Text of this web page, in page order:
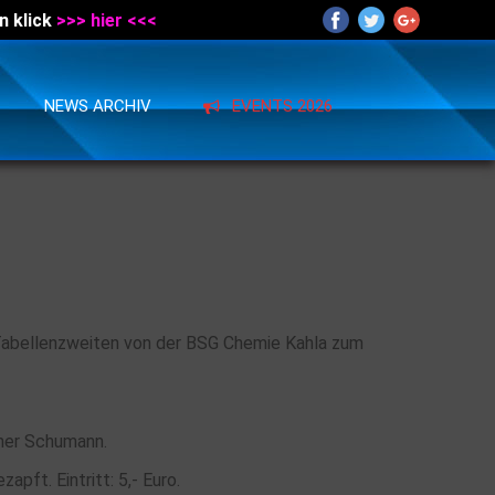
klick >>> hier <<<
NEWS ARCHIV EVENTS 2026
von der BSG Chemie Kahla zum
Schumann.
Eintritt: 5,- Euro.